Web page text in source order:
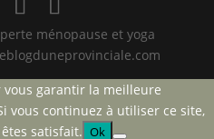
ménopause et yoga
vous garantir la meilleure
vous continuez à utiliser ce site,
satisfait. Ok